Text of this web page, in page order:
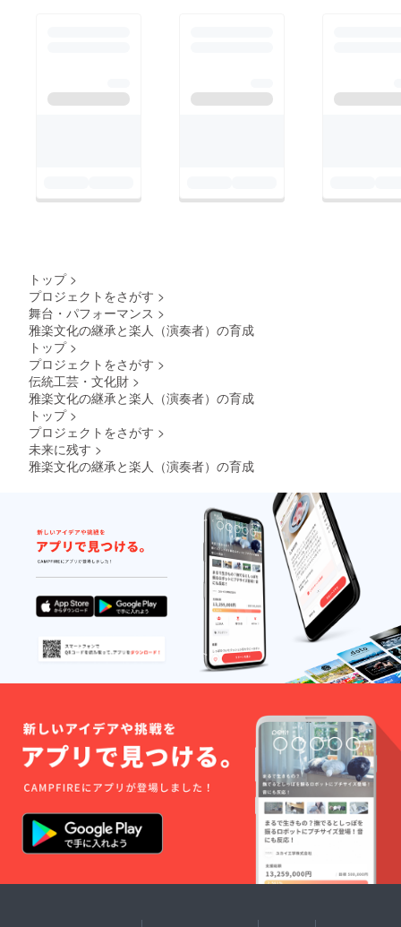
トップ >
プロジェクトをさがす >
舞台・パフォーマンス >
雅楽文化の継承と楽人（演奏者）の育成
トップ >
プロジェクトをさがす >
伝統工芸・文化財 >
雅楽文化の継承と楽人（演奏者）の育成
トップ >
プロジェクトをさがす >
未来に残す >
雅楽文化の継承と楽人（演奏者）の育成